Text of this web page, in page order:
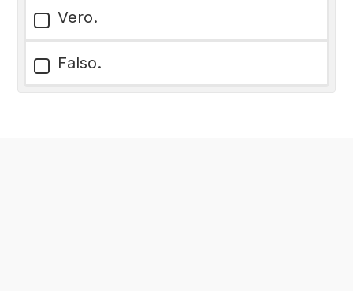
Vero.
Falso.